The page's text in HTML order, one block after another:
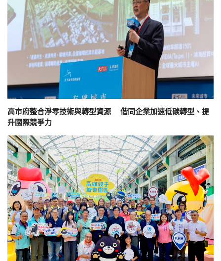
高市府整合淨零技術與轉型資源 偕同企業加速低碳轉型、提
升國際競爭力